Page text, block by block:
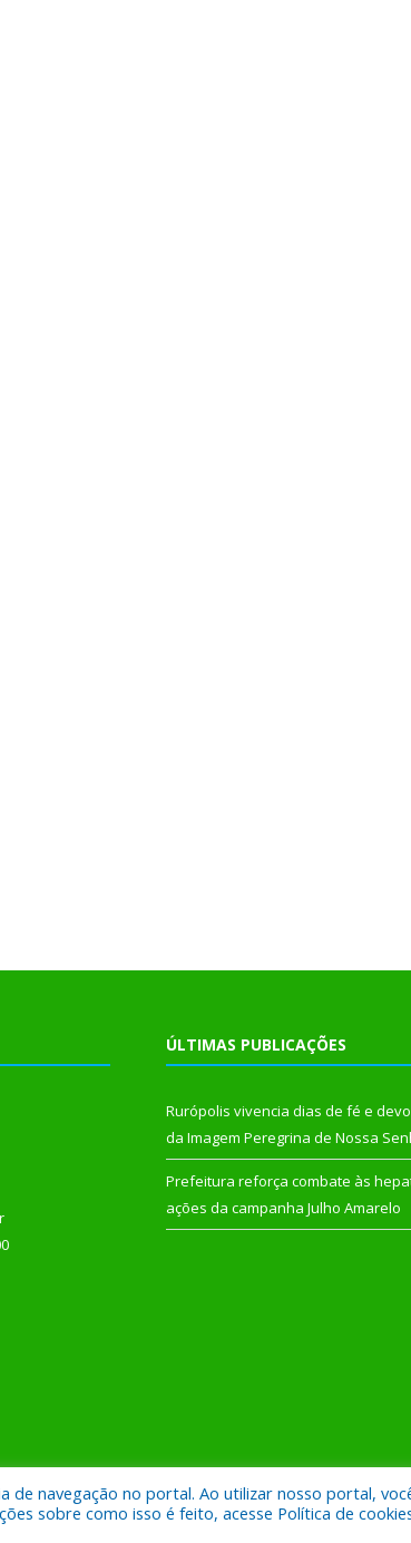
ÚLTIMAS PUBLICAÇÕES
Rurópolis vivencia dias de fé e
da Imagem Peregrina de Nossa
Prefeitura reforça combate às
ações da campanha Julho Amarelo
Municipal de Rurópolis.
de navegação no portal. Ao utilizar nosso portal,
sobre como isso é feito, acesse Política de